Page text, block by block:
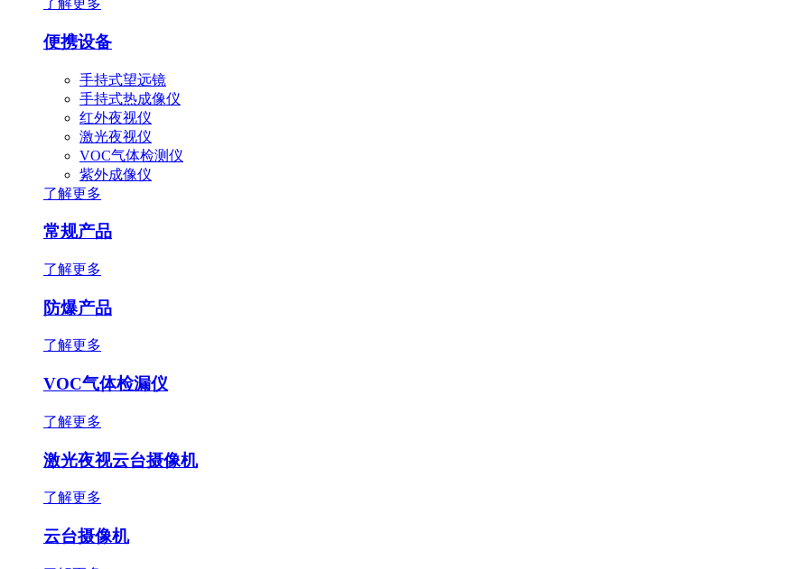
了解更多
便携设备
手持式望远镜
手持式热成像仪
红外夜视仪
激光夜视仪
VOC气体检测仪
紫外成像仪
了解更多
常规产品
了解更多
防爆产品
了解更多
VOC气体检漏仪
了解更多
激光夜视云台摄像机
了解更多
云台摄像机